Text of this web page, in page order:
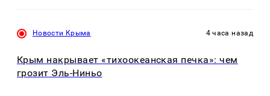
Новости Крыма 4 часа назад
Крым накрывает «тихоокеанская печка»: чем
грозит Эль-Ниньо